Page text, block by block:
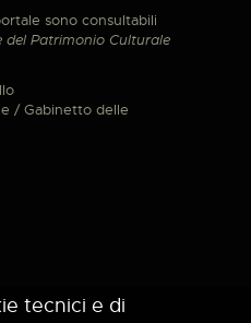
sono consultabili
del Patrimonio Culturale
/ Gabinetto delle
tecnici e di